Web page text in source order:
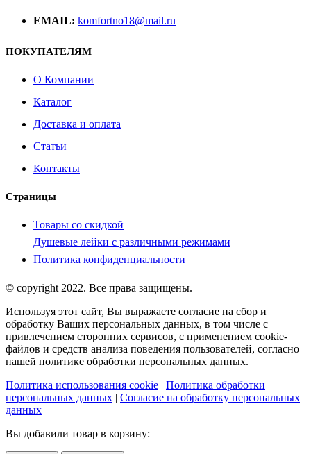
EMAIL: komfortno18@mail.ru
ПОКУПАТЕЛЯМ
О Компании
Каталог
Доставка и оплата
Статьи
Контакты
Страницы
Товары со скидкой
Душевые лейки с различными режимами
Политика конфиденциальности
© copyright 2022. Все права защищены.
Используя этот сайт, Вы выражаете согласие на сбор и
обработку Ваших персональных данных, в том числе с
привлечением сторонних сервисов, с применением cookie-
файлов и средств анализа поведения пользователей, согласно
нашей политике обработки персональных данных.
Политика использования cookie | Политика обработки
персональных данных | Согласие на обработку персональных
данных
Вы добавили товар в корзину: